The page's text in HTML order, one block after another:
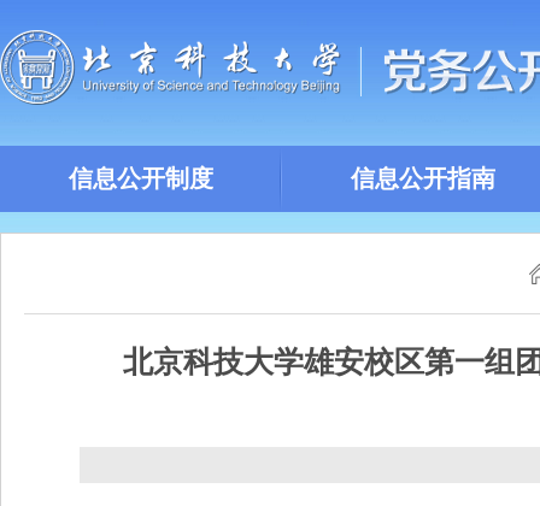
信息公开制度 信息公开指南
北京科技大学雄安校区第一组